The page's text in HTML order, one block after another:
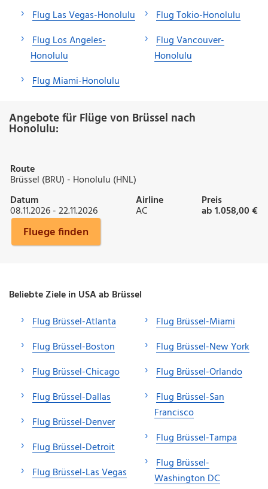
Flug Las Vegas-Honolulu
Flug Los Angeles-
Honolulu
Flug Miami-Honolulu
Flug Tokio-Honolulu
Flug Vancouver-
Honolulu
Angebote für Flüge von Brüssel nach
Honolulu:
Route
Brüssel (BRU) - Honolulu (HNL)
Datum
08.11.2026 - 22.11.2026
Airline
AC
Preis
ab 1.058,00 €
Fluege finden
Beliebte Ziele in USA ab Brüssel
Flug Brüssel-Atlanta
Flug Brüssel-Boston
Flug Brüssel-Chicago
Flug Brüssel-Dallas
Flug Brüssel-Denver
Flug Brüssel-Detroit
Flug Brüssel-Las Vegas
Flug Brüssel-Miami
Flug Brüssel-New York
Flug Brüssel-Orlando
Flug Brüssel-San
Francisco
Flug Brüssel-Tampa
Flug Brüssel-
Washington DC